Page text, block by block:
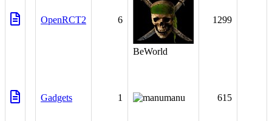
OpenRCT2 6
BeWorld
1299
Gadgets 1 manu 615